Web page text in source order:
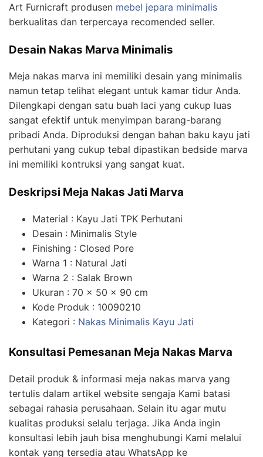
Art Furnicraft produsen mebel jepara minimalis
berkualitas dan terpercaya recomended seller.
Desain Nakas Marva Minimalis
Meja nakas marva ini memiliki desain yang minimalis
namun tetap telihat elegant untuk kamar tidur Anda.
Dilengkapi dengan satu buah laci yang cukup luas
sangat efektif untuk menyimpan barang-barang
pribadi Anda. Diproduksi dengan bahan baku kayu jati
perhutani yang cukup tebal dipastikan bedside marva
ini memiliki kontruksi yang sangat kuat.
Deskripsi Meja Nakas Jati Marva
Material : Kayu Jati TPK Perhutani
Desain : Minimalis Style
Finishing : Closed Pore
Warna 1 : Natural Jati
Warna 2 : Salak Brown
Ukuran : 70 x 50 x 90 cm
Kode Produk : 10090210
Kategori : Nakas Minimalis Kayu Jati
Konsultasi Pemesanan Meja Nakas Marva
Detail produk & informasi meja nakas marva yang
tertulis dalam artikel website sengaja Kami batasi
sebagai rahasia perusahaan. Selain itu agar mutu
kualitas produksi selalu terjaga. Jika Anda ingin
konsultasi lebih jauh bisa menghubungi Kami melalui
kontak yang tersedia atau WhatsApp ke